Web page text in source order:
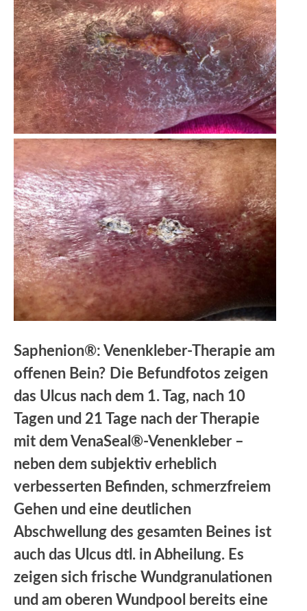
Saphenion®: Venenkleber-Therapie am
offenen Bein? Die Befundfotos zeigen
das Ulcus nach dem 1. Tag, nach 10
Tagen und 21 Tage nach der Therapie
mit dem VenaSeal®-Venenkleber –
neben dem subjektiv erheblich
verbesserten Befinden, schmerzfreiem
Gehen und eine deutlichen
Abschwellung des gesamten Beines ist
auch das Ulcus dtl. in Abheilung. Es
zeigen sich frische Wundgranulationen
und am oberen Wundpool bereits eine